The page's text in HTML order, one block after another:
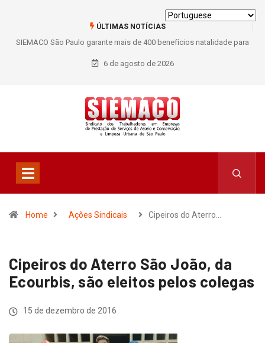
ÚLTIMAS NOTÍCIAS
SIEMACO São Paulo garante mais de 400 benefícios natalidade para
trabalhadores do Asseio em 2026
6 de agosto de 2026
Home Ações Sindicais Cipeiros do Aterro…
Cipeiros do Aterro São João, da
Ecourbis, são eleitos pelos colegas
15 de dezembro de 2016